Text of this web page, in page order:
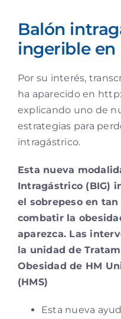
imagen
más
grande
Balón
ingerible en
Por su interés,
ha aparecido en
explicando uno de
estrategias para
intragástrico.
Esta nueva
Intragástrico (BIG)
el sobrepeso en
combatir la
aparezca. Las
la unidad de
Obesidad de HM
(HMS)
Esta nueva